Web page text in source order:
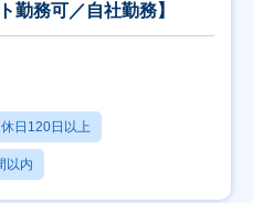
勤務可／自社勤務】
休日120日以上
以内